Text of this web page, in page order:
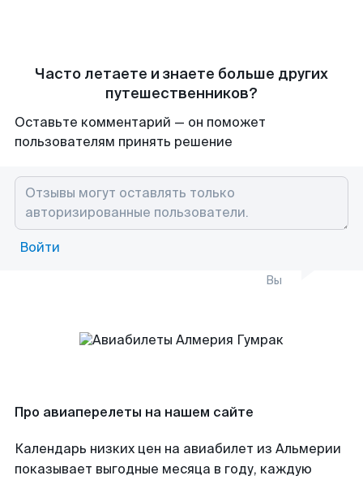
Часто летаете и знаете больше других
путешественников?
Оставьте комментарий — он поможет
пользователям принять решение
Войти
Вы
Про авиаперелеты на нашем сайте
Календарь низких цен на авиабилет из Альмерии
показывает выгодные месяца в году, каждую